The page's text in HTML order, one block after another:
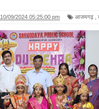
10/09/2024 05:25:00 pm आजमगढ़